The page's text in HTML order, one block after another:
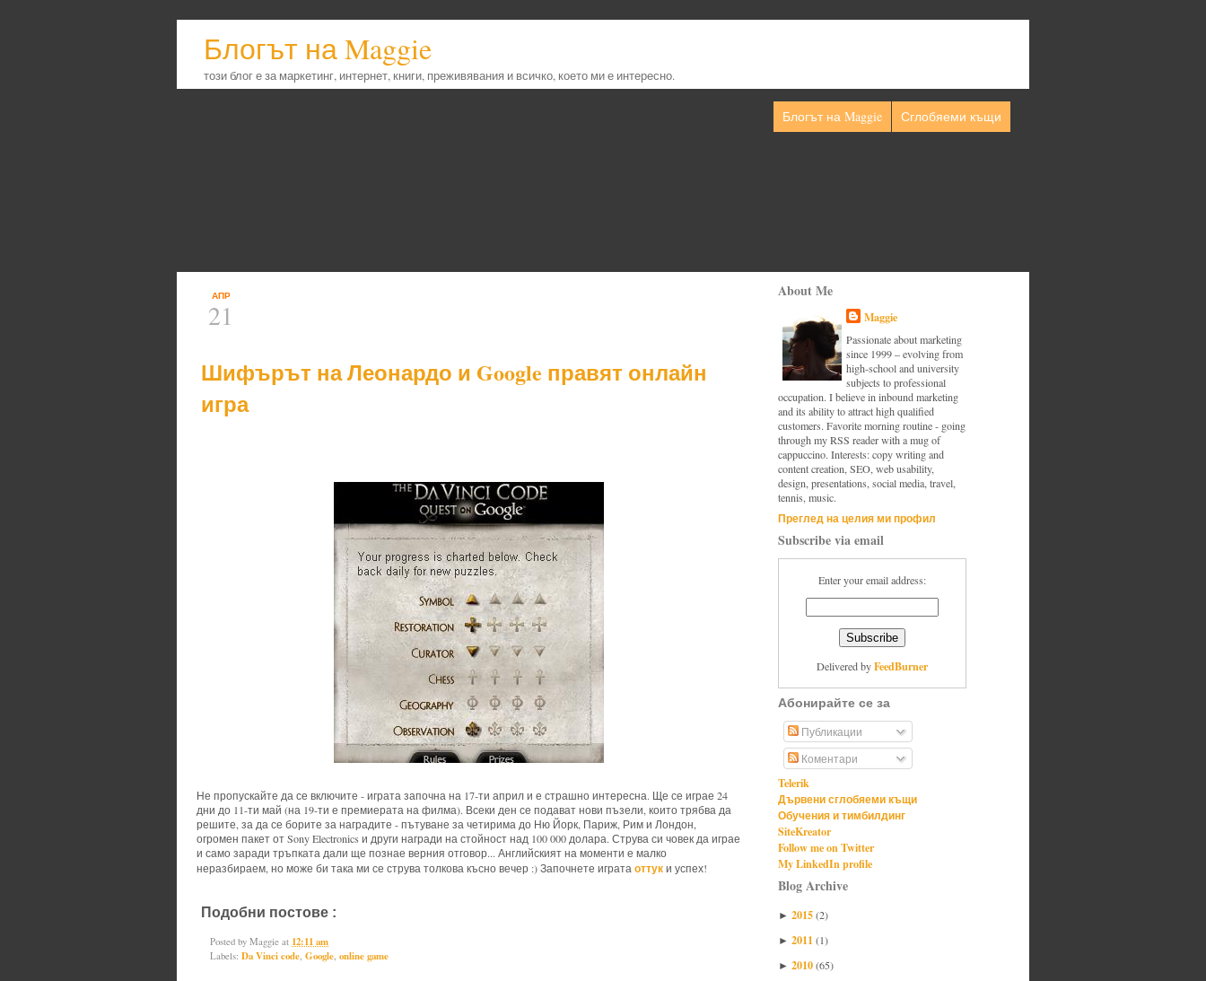
Блогът на Maggie
този блог е за маркетинг, интернет, книги, преживявания и всичко, което ми е интересно.
Блогът на Maggie Сглобяеми къщи
АПР
21
Шифърът на Леонардо и Google правят онлайн
игра
Не пропускайте да се включите - играта започна на 17-ти април и е страшно интересна. Ще се играе 24
дни до 11-ти май (на 19-ти е премиерата на филма). Всеки ден се подават нови пъзели, които трябва да
решите, за да се борите за наградите - пътуване за четирима до Ню Йорк, Париж, Рим и Лондон,
огромен пакет от Sony Electronics и други награди на стойност над 100 000 долара. Струва си човек да играе
и само заради тръпката дали ще познае верния отговор... Английският на моменти е малко
неразбираем, но може би така ми се струва толкова късно вечер :) Започнете играта оттуки успех!
Подобни постове :
Posted by Maggie at 12:11 am
Labels: Da Vinci code, Google, online game
About Me
Maggie
Passionate about marketing
since 1999 – evolving from
high-school and university
subjects to professional
occupation. I believe in inbound marketing
and its ability to attract high qualified
customers. Favorite morning routine - going
through my RSS reader with a mug of
cappuccino. Interests: copy writing and
content creation, SEO, web usability,
design, presentations, social media, travel,
tennis, music.
Преглед на целия ми профил
Subscribe via email
Enter your email address:
Delivered byFeedBurner
Абонирайте се за
Публикации
Коментари
Telerik
Дървени сглобяеми къщи
Обучения и тимбилдинг
SiteKreator
Follow me on Twitter
My LinkedIn profile
Blog Archive
► 2015(2)
► 2011(1)
► 2010(65)